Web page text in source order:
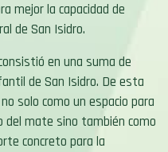
mejor la capacidad de
de San Isidro.
en una suma de
de San Isidro. De esta
solo como un espacio para
del mate sino también como
concreto para la